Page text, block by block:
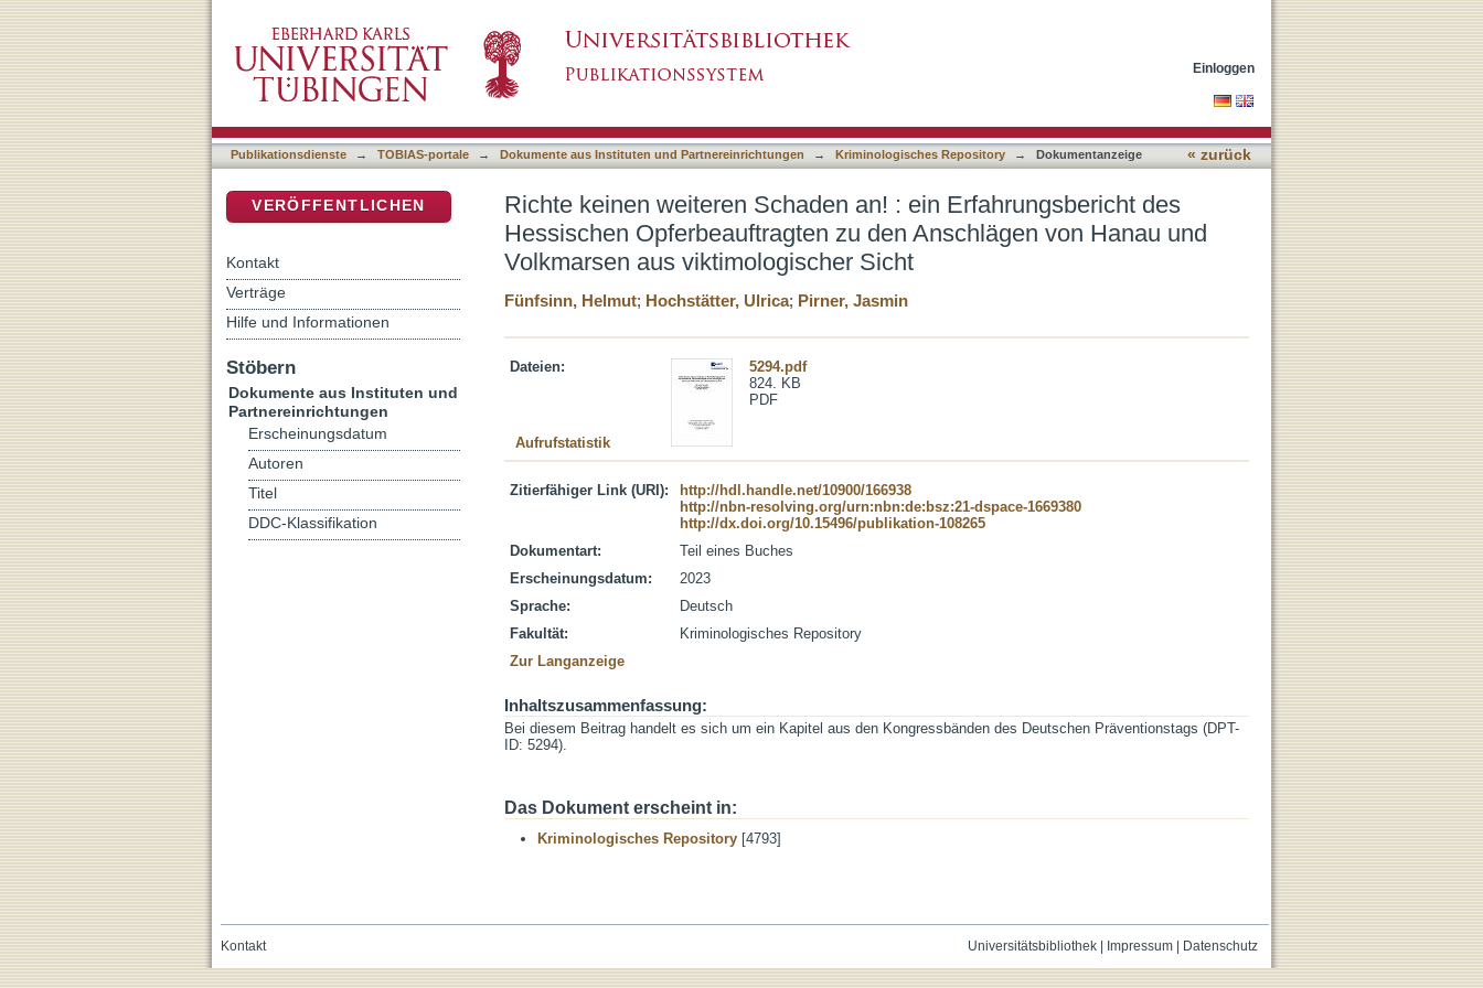
den Anschlägen von Hanau und Volkmarsen aus viktimologischer Sicht
Einloggen
Publikationsdienste → TOBIAS-portale → Dokumente aus Instituten und Partnereinrichtungen → Kriminologisches Repository → Dokumentanzeige « zurück
Richte keinen weiteren Schaden an! : ein Erfahrungsbericht des
Hessischen Opferbeauftragten zu den Anschlägen von Hanau und
Volkmarsen aus viktimologischer Sicht
Fünfsinn, Helmut; Hochstätter, Ulrica; Pirner, Jasmin
Dateien:
5294.pdf
824. KB
PDF
Aufrufstatistik
Zitierfähiger Link (URI):
http://hdl.handle.net/10900/166938
http://nbn-resolving.org/urn:nbn:de:bsz:21-dspace-1669380
http://dx.doi.org/10.15496/publikation-108265
Dokumentart:
Teil eines Buches
Erscheinungsdatum:
2023
Sprache:
Deutsch
Fakultät:
Kriminologisches Repository
Zur Langanzeige
Inhaltszusammenfassung:
Bei diesem Beitrag handelt es sich um ein Kapitel aus den Kongressbänden des Deutschen Präventionstags (DPT-
ID: 5294).
Das Dokument erscheint in:
Kriminologisches Repository [4793]
VERÖFFENTLICHEN
Kontakt
Verträge
Hilfe und Informationen
Stöbern
Dokumente aus Instituten und
Partnereinrichtungen
Erscheinungsdatum
Autoren
Titel
DDC-Klassifikation
Universitätsbibliothek| Impressum| Datenschutz
Kontakt